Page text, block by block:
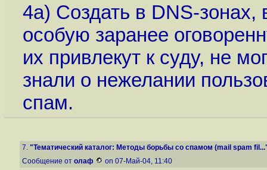
4a) Создать в DNS-зонах,
особую заранее
их привлекут к суду, не
знали о нежелании
спам.
7. "Тематический каталог: Методы борьбы со спамом (mail spam
Сообщение от олаф on 07-Май-04, 11:40